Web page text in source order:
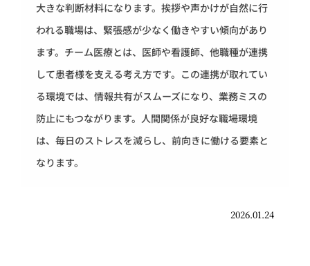
大きな判断材料になります。挨拶や声かけが自然に行
われる職場は、緊張感が少なく働きやすい傾向があり
ます。チーム医療とは、医師や看護師、他職種が連携
して患者様を支える考え方です。この連携が取れてい
る環境では、情報共有がスムーズになり、業務ミスの
防止にもつながります。人間関係が良好な職場環境
は、毎日のストレスを減らし、前向きに働ける要素と
なります。
2026.01.24